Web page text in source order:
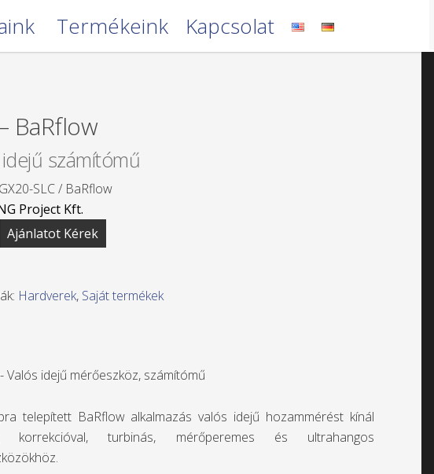
Termékeink Kapcsolat
BaRflow
számítómű
SLC / BaRflow
Project Kft.
Ajánlatot Kérek
Hardverek, Saját termékek
Valós idejű mérőeszköz, számítómű
telepített BaRflow alkalmazás valós idejű hozammérést kínál
korrekcióval, turbinás, mérőperemes és ultrahangos